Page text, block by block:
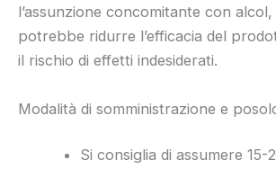
l’assunzione concomitante con
potrebbe ridurre l’efficacia del
il rischio di effetti indesiderati.
Modalità di somministrazione e
Si consiglia di assumere 15-